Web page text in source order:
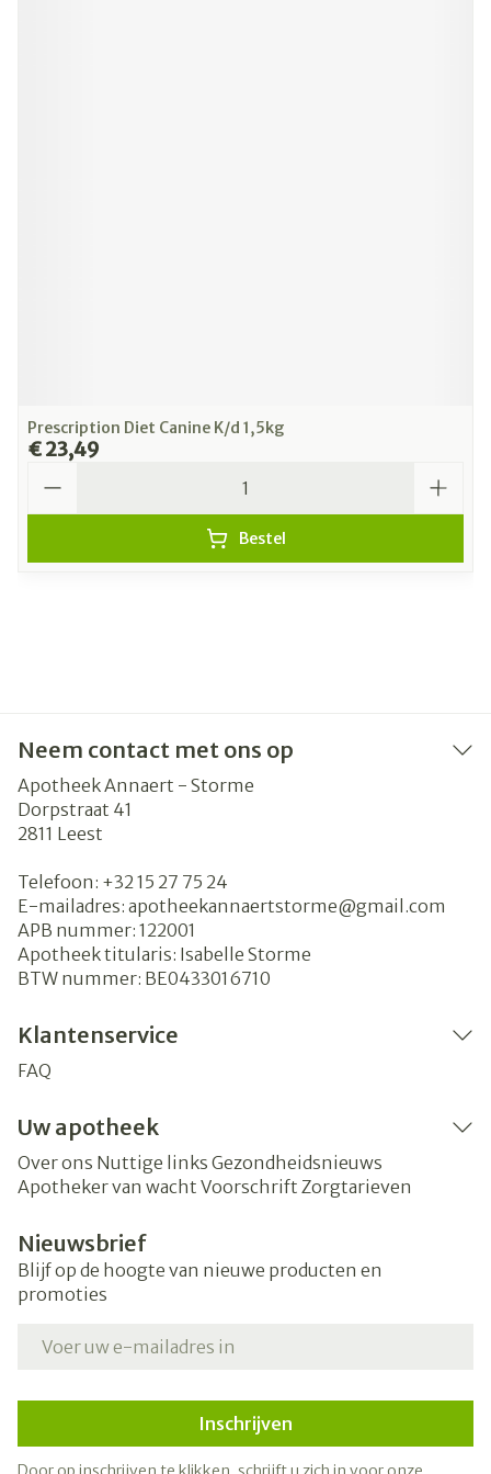
Prescription Diet Canine K/d 1,5kg
€ 23,49
Bestel
Neem contact met ons op
Apotheek Annaert - Storme
Dorpstraat 41
2811 Leest
Telefoon: +32 15 27 75 24
E-mailadres: apotheekannaertstorme@gmail.com
APB nummer: 122001
Apotheek titularis: Isabelle Storme
BTW nummer: BE0433016710
Klantenservice
FAQ
Uw apotheek
Over ons Nuttige links Gezondheidsnieuws
Apotheker van wacht Voorschrift Zorgtarieven
Nieuwsbrief
Blijf op de hoogte van nieuwe producten en
promoties
Inschrijven